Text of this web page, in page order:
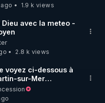
SUR ODYSEE
aussi sur la
1.9 k views
Dieu avec la meteo -
2.8 k views
voyez ci-dessous à
sur-Mer
devant la tombe
Fatout. J’avais